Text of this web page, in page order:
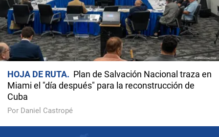
HOJA DE RUTA
Plan de Salvación Nacional traza en
Miami el "día después" para la reconstrucción de
Cuba
Por Daniel Castropé